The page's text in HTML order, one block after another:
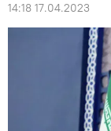
14:18 17.04.2023